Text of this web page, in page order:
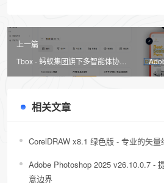
上一篇
Tbox - 蚂蚁集团旗下多智能体协同
的通用 AI Agent
相关文章
CorelDRAW x8.1 绿色版 - 专业的矢
Adobe Photoshop 2025 v26.10.0.7 -
意边界